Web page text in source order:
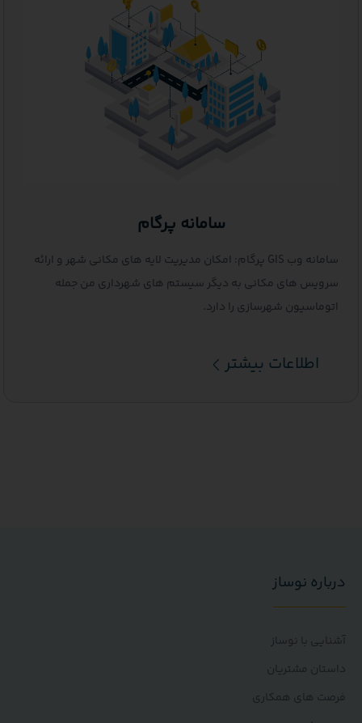
سامانه پرگام
سامانه وب GIS پرگام: امکان مدیریت لایه های مکانی شهر و ارائه
های مکانی به دیگر سیستم های شهرداری من جمله
شهرسازی را دارد.
اطلاعات بیشتر
نوساز
با نوساز
مشتریان
های همکاری